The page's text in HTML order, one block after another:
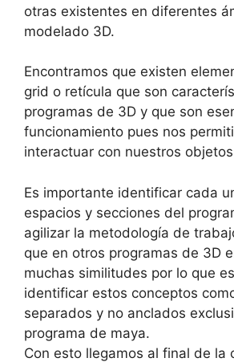
otras existentes en diferentes
modelado 3D.
Encontramos que existen
grid o retícula que son
programas de 3D y que son
funcionamiento pues nos
interactuar con nuestros
Es importante identificar cada
espacios y secciones del
agilizar la metodología de
que en otros programas de 3D
muchas similitudes por lo que
identificar estos conceptos
separados y no anclados
programa de maya.
Con esto llegamos al final de la